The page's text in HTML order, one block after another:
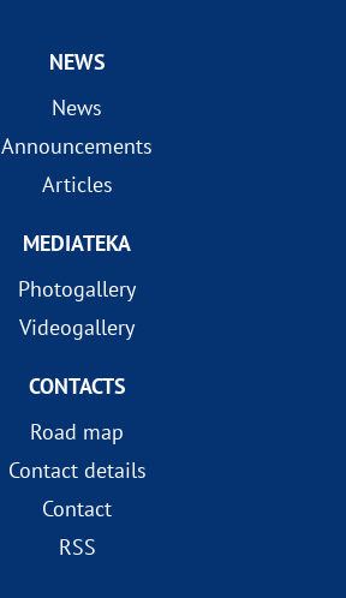
NEWS
News
Announcements
Articles
MEDIATEKA
Photogallery
Videogallery
CONTACTS
Road map
Contact details
Contact
RSS